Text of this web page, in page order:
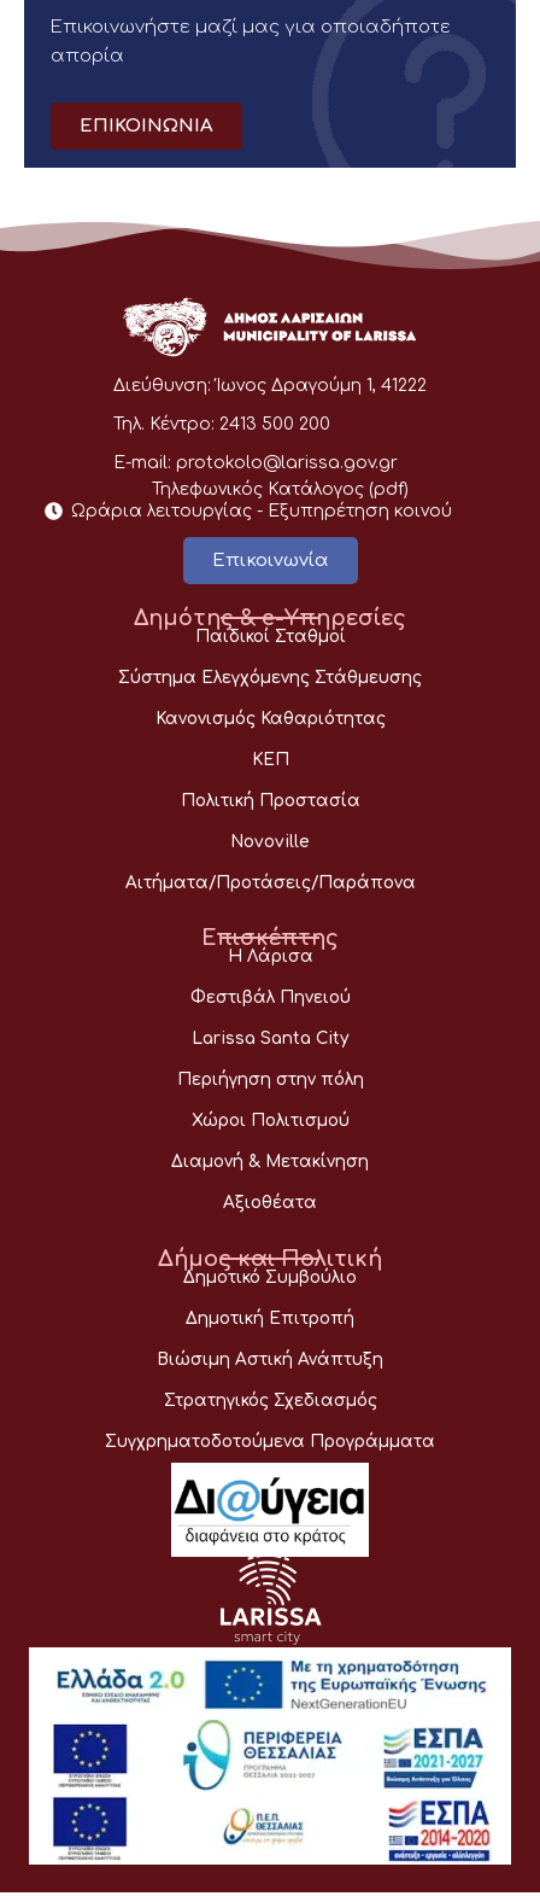
Επικοινωνήστε μαζί μας για οποιαδήποτε
απορία
ΕΠΙΚΟΙΝΩΝΙΑ
Διεύθυνση: Ίωνος Δραγούμη 1, 41222
Τηλ. Κέντρο: 2413 500 200
E-mail: protokolo@larissa.gov.gr
Τηλεφωνικός Κατάλογος (pdf)
Ωράρια λειτουργίας - Eξυπηρέτηση κοινού
Επικοινωνία
Δημότης & e-Υπηρεσίες
Παιδικοί Σταθμοί
Σύστημα Ελεγχόμενης Στάθμευσης
Κανονισμός Καθαριότητας
ΚΕΠ
Πολιτική Προστασία
Novoville
Αιτήματα/Προτάσεις/Παράπονα
Επισκέπτης
Η Λάρισα
Φεστιβάλ Πηνειού
Larissa Santa City
Περιήγηση στην πόλη
Χώροι Πολιτισμού
Διαμονή & Μετακίνηση
Αξιοθέατα
Δήμος και Πολιτική
Δημοτικό Συμβούλιο
Δημοτική Επιτροπή
Βιώσιμη Αστική Ανάπτυξη
Στρατηγικός Σχεδιασμός
Συγχρηματοδοτούμενα Προγράμματα